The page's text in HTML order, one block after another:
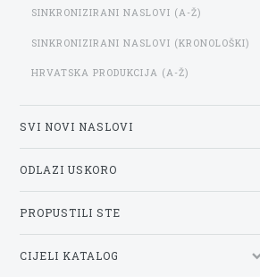
SINKRONIZIRANI NASLOVI (A-Ž)
SINKRONIZIRANI NASLOVI (KRONOLOŠKI)
HRVATSKA PRODUKCIJA (A-Ž)
SVI NOVI NASLOVI
ODLAZI USKORO
PROPUSTILI STE
CIJELI KATALOG